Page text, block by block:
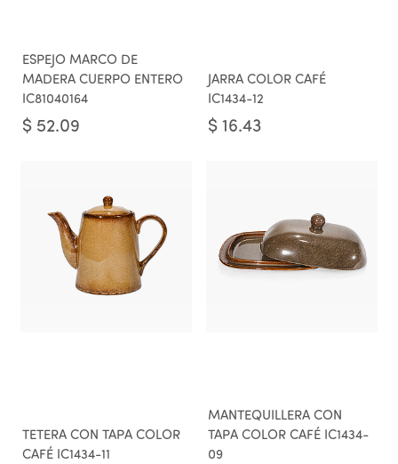
ESPEJO MARCO DE
MADERA CUERPO ENTERO
IC81040164
$ 52.09
JARRA COLOR CAFÉ
IC1434-12
$ 16.43
TETERA CON TAPA COLOR
CAFÉ IC1434-11
MANTEQUILLERA CON
TAPA COLOR CAFÉ IC1434-
09